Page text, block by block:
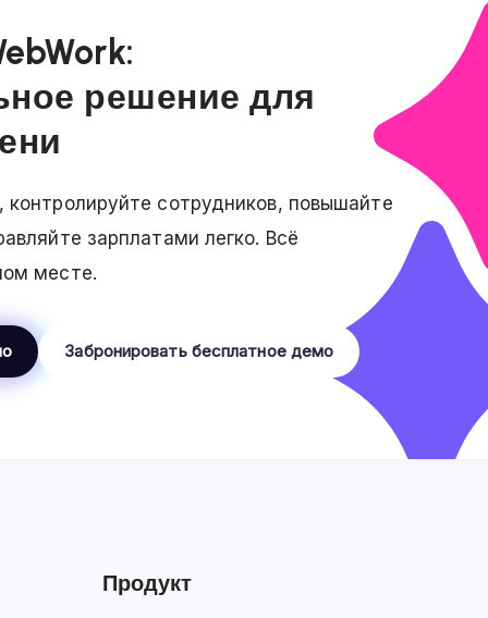
решение для
сотрудников, повышайте
зарплатами легко. Всё
месте.
Забронировать бесплатное демо
Продукт